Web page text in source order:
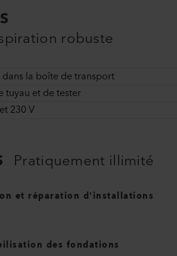
robuste
la boîte de transport
tuyau et de tester
230 V
Pratiquement illimité
et réparation d'installations
des fondations